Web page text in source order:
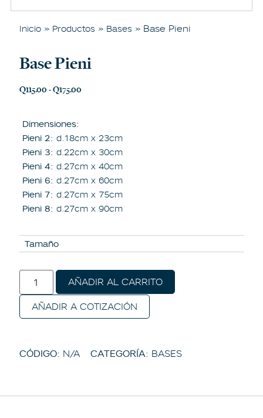
Inicio» Productos» Bases» Base Pieni
Base Pieni
Q115.00 -Q175.00
Dimensiones:
Pieni 2: d.18cm x 23cm
Pieni 3: d.22cm x 30cm
Pieni 4: d.27cm x 40cm
Pieni 6: d.27cm x 60cm
Pieni 7: d.27cm x 75cm
Pieni 8: d.27cm x 90cm
Tamaño
AÑADIR AL CARRITO
AÑADIR A COTIZACIÓN
CÓDIGO: N/A CATEGORÍA: BASES